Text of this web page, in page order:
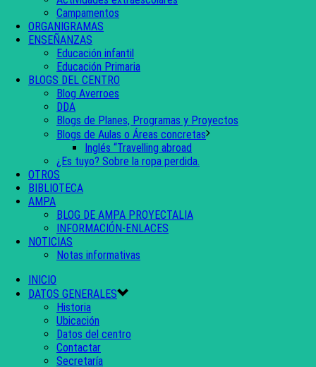
Campamentos
ORGANIGRAMAS
ENSEÑANZAS
Educación infantil
Educación Primaria
BLOGS DEL CENTRO
Blog Averroes
DDA
Blogs de Planes, Programas y Proyectos
Blogs de Aulas o Áreas concretas
Inglés “Travelling abroad
¿Es tuyo? Sobre la ropa perdida.
OTROS
BIBLIOTECA
AMPA
BLOG DE AMPA PROYECTALIA
INFORMACIÓN-ENLACES
NOTICIAS
Notas informativas
INICIO
DATOS GENERALES
Historia
Ubicación
Datos del centro
Contactar
Secretaría